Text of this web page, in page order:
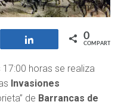
Compartir 0
COMPARTIR
horas se realiza
Invasiones
de Barrancas de